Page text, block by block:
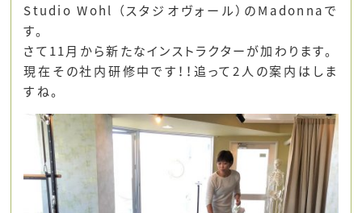
Studio Wohl （スタジオヴォール）のMadonnaで
す。
さて11月から新たなインストラクターが加わります。
現在その社内研修中です！！追って2人の案内はしま
すね。